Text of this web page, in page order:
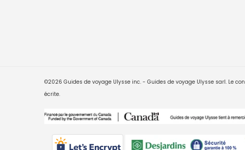
©2026 Guides de voyage Ulysse inc. - Guides de voyage Ulysse sarl. Le
écrite.